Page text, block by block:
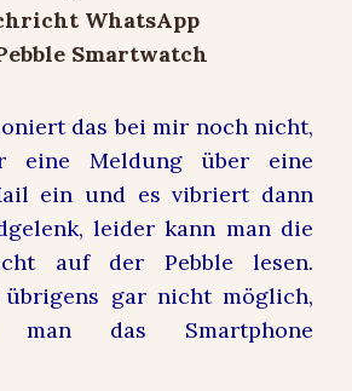
das bei mir noch nicht,
eine Meldung über eine
ein und es vibriert dann
leider kann man die
auf der Pebble lesen.
gar nicht möglich,
das Smartphone